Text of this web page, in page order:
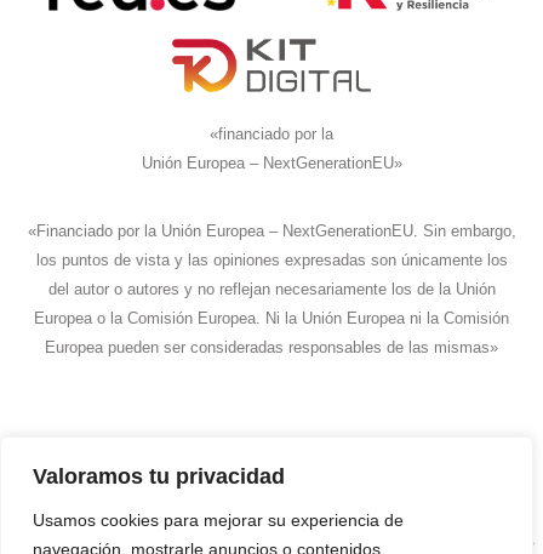
Valoramos tu privacidad
Usamos cookies para mejorar su experiencia de
navegación, mostrarle anuncios o contenidos
«financiado por la
Unión Europea – NextGenerationEU»
«Financiado por la Unión Europea – NextGenerationEU. Sin embargo,
los puntos de vista y las opiniones expresadas son únicamente los
del autor o autores y no reflejan necesariamente los de la Unión
Europea o la Comisión Europea. Ni la Unión Europea ni la Comisión
Europea pueden ser consideradas responsables de las mismas»
CONTACTONAVEGACIONSERVICIOSLEGALES